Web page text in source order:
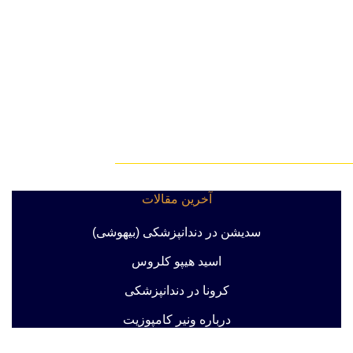
آخرین مقالات
سدیشن در دندانپزشکی (بیهوشی)
اسید هیپو کلروس
کرونا در دندانپزشکی
درباره ونیر کامپوزیت